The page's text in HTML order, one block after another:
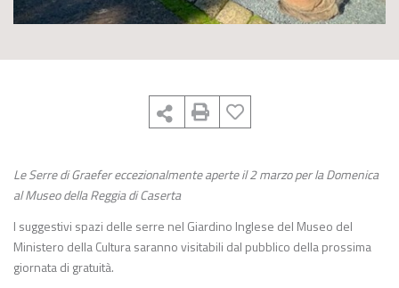
Le Serre di Graefer eccezionalmente aperte il 2 marzoper la Domenica
al Museo della Reggia di Caserta
I suggestivi spazi delle serre nel Giardino Inglese del Museo del
Ministero della Cultura saranno visitabili dal pubblico della prossima
giornata di gratuità.